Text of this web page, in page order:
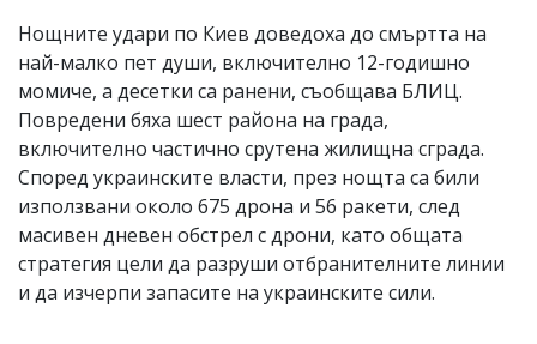
Нощните удари по Киев доведоха до смъртта на
най-малко пет души, включително 12-годишно
момиче, а десетки са ранени, съобщава БЛИЦ.
Повредени бяха шест района на града,
включително частично срутена жилищна сграда.
Според украинските власти, през нощта са били
използвани около 675 дрона и 56 ракети, след
масивен дневен обстрел с дрони, като общата
стратегия цели да разруши отбранителните линии
и да изчерпи запасите на украинските сили.